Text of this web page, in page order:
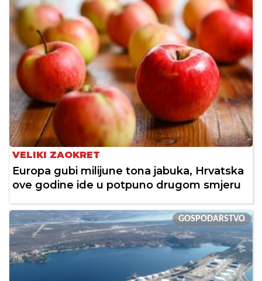
VELIKI ZAOKRET
Europa gubi milijune tona jabuka, Hrvatska
ove godine ide u potpuno drugom smjeru
GOSPODARSTVO